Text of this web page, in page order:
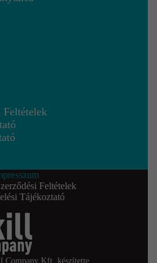
Feltételek
Feltételek
Tájékoztató
Company Kft. készítette.